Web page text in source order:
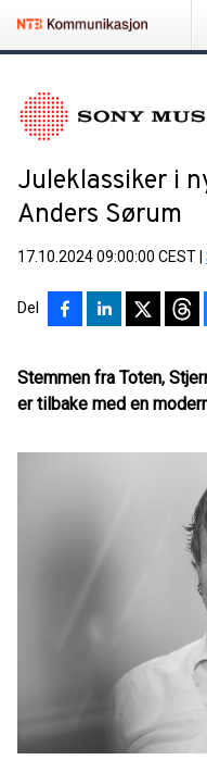
Juleklassiker i
Anders Sørum
17.10.2024 09:00:00 CEST
Del
Stemmen fra Toten,
er tilbake med en